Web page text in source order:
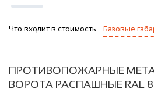
Что входит в стоимость Базовые
ПРОТИВОПОЖАРНЫЕ
ВОРОТА РАСПАШНЫЕ RAL